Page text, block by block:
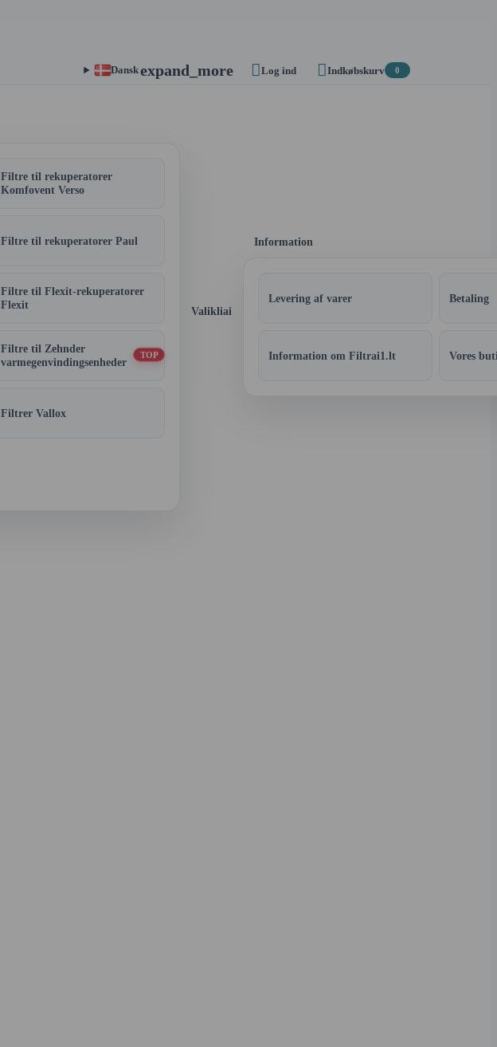
Danskexpand_more Log ind Indkøbskurv 0
Filtre til rekuperatorer
Komfovent Verso
Filtre til rekuperatorer Paul
Filtre til Flexit-rekuperatorer
Flexit
Filtre til Zehnder
varmegenvindingsenheder
TOP
Filtrer Vallox
Valikliai
Information
Levering af varer Betaling
Information om Filtrai1.lt Vores